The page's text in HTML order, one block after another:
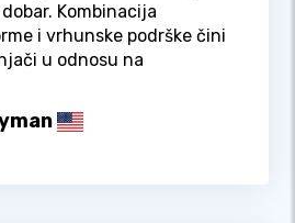
Kombinacija
i vrhunske podrške čini
u odnosu na